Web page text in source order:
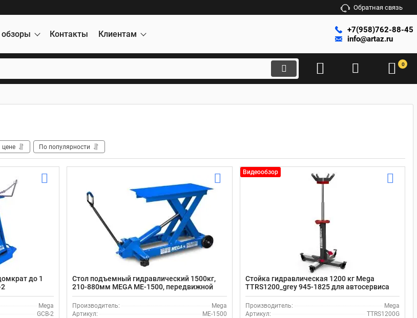
Обратная связь
обзоры Контакты Клиентам
+7(958)762-88-45
info@artaz.ru
0
цене По популярности
до 1
Mega
GCB-2
Стол подъемный гидравлический 1500кг,
210-880мм MEGA ME-1500, передвижной
Производитель:
Mega
Артикул:
ME-1500
Видеообзор
Стойка гидравлическая 1200 кг Mega
TTRS1200_grey 945-1825 для автосервиса
Производитель:
Mega
Артикул:
TTRS1200G